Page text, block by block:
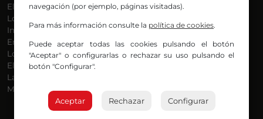
El Madrugador
Lo Más Nuevo
Informativos
En Ruta
Locos por la Música
El Supermadrugador
La Mañana de Radio Nervión
Más Madrugada
Dani
Eva Argote
Endika
Iker
José Ignacio
navegación (por ejemplo, páginas visitadas).
Para más información consulte la política de cookies.
Puede aceptar todas las cookies pulsando el botón
"Aceptar" o configurarlas o rechazar su uso pulsando el
botón "Configurar".
Aceptar Rechazar Configurar